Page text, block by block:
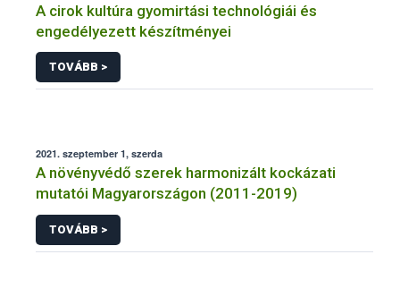
A cirok kultúra gyomirtási technológiái és
engedélyezett készítményei
TOVÁBB >
2021. szeptember 1, szerda
A növényvédő szerek harmonizált kockázati
mutatói Magyarországon (2011-2019)
TOVÁBB >